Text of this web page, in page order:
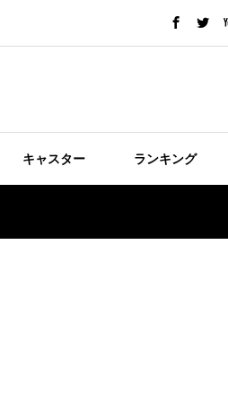
キャスター ランキング